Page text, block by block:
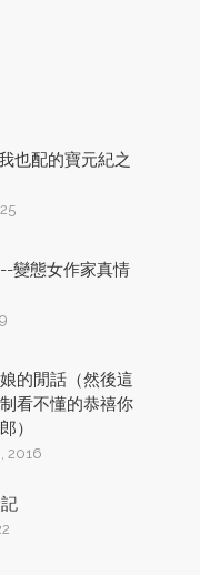
也配的寶元紀之
變態女作家真情
的閒話（然後這
看不懂的恭禧你
）
2016